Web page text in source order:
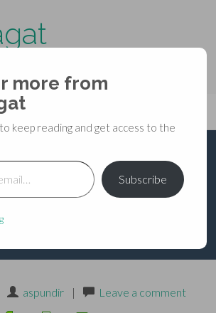
मन्त्र-
aspundir | Leave a comment
more from
keep reading and get access to the
Subscribe